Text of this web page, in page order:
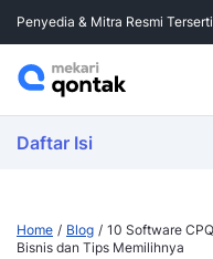
Penyedia & Mitra Resmi
Daftar Isi
Home Blog
10 Software
Bisnis dan Tips Memilihnya